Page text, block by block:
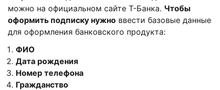
можно на официальном сайте Т-Банка. Чтобы
оформить подписку нужно ввести базовые данные
для оформления банковского продукта:
ФИО
Дата рождения
Номер телефона
Гражданство